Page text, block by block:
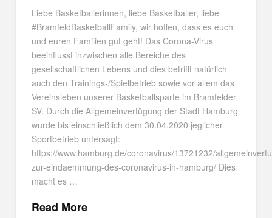
Liebe Basketballerinnen, liebe Basketballer, liebe
#BramfeldBasketballFamily, wir hoffen, dass es euch
und euren Familien gut geht! Das Corona-Virus
beeinflusst inzwischen alle Bereiche des
gesellschaftlichen Lebens und dies betrifft natürlich
auch den Trainings-/Spielbetrieb sowie vor allem das
Vereinsleben unserer Basketballsparte im Bramfelder
SV. Durch die Allgemeinverfügung der Stadt Hamburg
wurde bis einschließlich dem 30.04.2020 jeglicher
Sportbetrieb untersagt:
https://www.hamburg.de/coronavirus/13721232/
zur-eindaemmung-des-coronavirus-in-hamburg/ Dies
macht es …
Read More